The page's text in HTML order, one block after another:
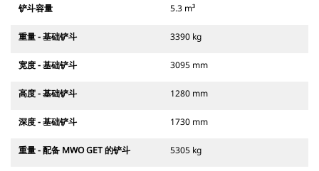
铲斗容量 5.3 m³
重量 - 基础铲斗 3390 kg
宽度 - 基础铲斗 3095 mm
高度 - 基础铲斗 1280 mm
深度 - 基础铲斗 1730 mm
重量 - 配备 MWO GET 的铲斗 5305 kg